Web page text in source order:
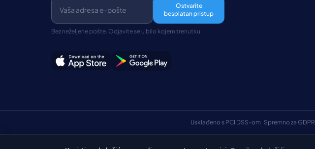
Ostvarite
besplatan pristup
Bez neželjene pošte. Odjavite se u bilo kojem trenutku.
Usklađeno s PCI DSS-om Spremno za GDPR